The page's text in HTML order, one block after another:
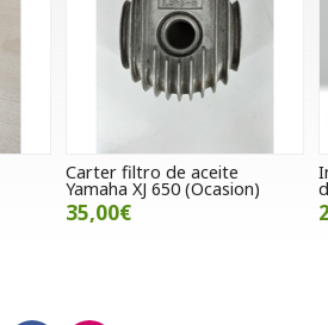
Carter filtro de aceite
Yamaha XJ 650 (Ocasion)
35,00€